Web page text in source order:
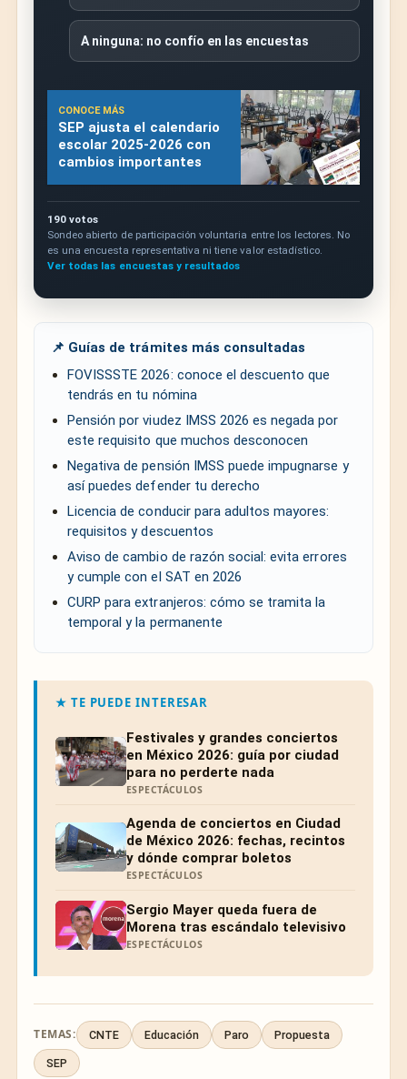
A ninguna: no confío en las encuestas
CONOCE MÁS
SEP ajusta el calendario
escolar 2025-2026 con
cambios importantes
190 votos
Sondeo abierto de participación voluntaria entre los lectores. No
es una encuesta representativa ni tiene valor estadístico.
Ver todas las encuestas y resultados
📌 Guías de trámites más consultadas
FOVISSSTE 2026: conoce el descuento que
tendrás en tu nómina
Pensión por viudez IMSS 2026 es negada por
este requisito que muchos desconocen
Negativa de pensión IMSS puede impugnarse y
así puedes defender tu derecho
Licencia de conducir para adultos mayores:
requisitos y descuentos
Aviso de cambio de razón social: evita errores
y cumple con el SAT en 2026
CURP para extranjeros: cómo se tramita la
temporal y la permanente
★ TE PUEDE INTERESAR
Festivales y grandes conciertos
en México 2026: guía por ciudad
para no perderte nada
ESPECTÁCULOS
Agenda de conciertos en Ciudad
de México 2026: fechas, recintos
y dónde comprar boletos
ESPECTÁCULOS
Sergio Mayer queda fuera de
Morena tras escándalo televisivo
ESPECTÁCULOS
TEMAS: CNTE Educación Paro Propuesta
SEP